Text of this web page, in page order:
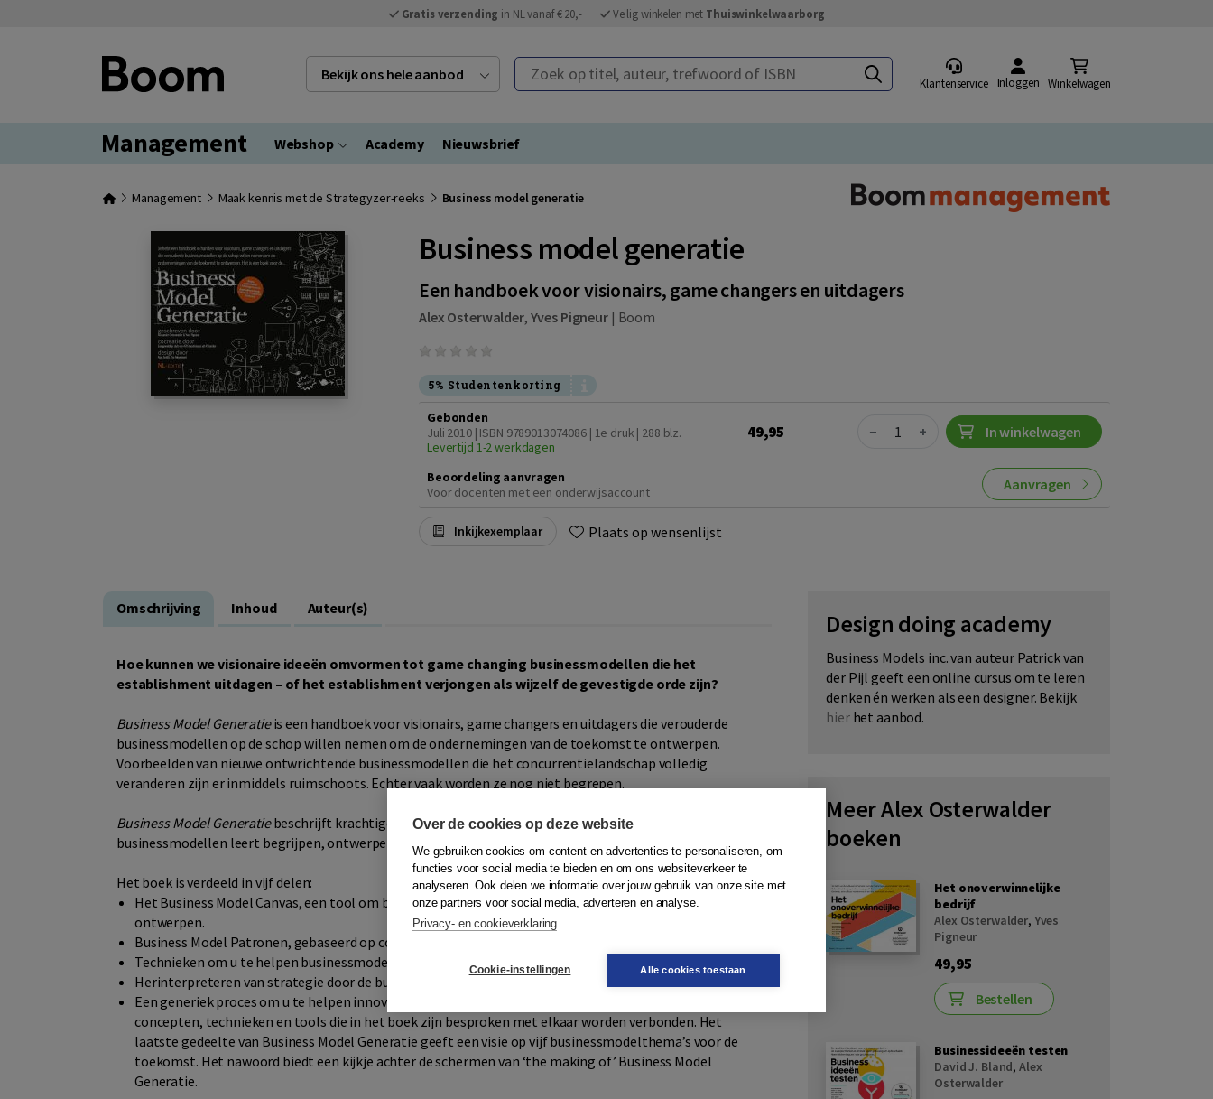
Gratis verzending in NL vanaf € 20,- Veilig winkelen met Thuiswinkelwaarborg
Bekijk ons hele aanbod Zoek op titel, auteur, trefwoord of ISBN
Klantenservice Inloggen Winkelwagen
Management Webshop Academy Nieuwsbrief
Management Maak kennis met de Strategyzer-reeks Business model generatie
Business model generatie
Een handboek voor visionairs, game changers en uitdagers
Alex Osterwalder, Yves Pigneur| Boom
5% Studentenkorting
Gebonden
Juli 2010 | ISBN 9789013074086 | 1e druk | 288 blz.
Levertijd 1-2 werkdagen
49,95 Quantity
− + In winkelwagen
Beoordeling aanvragen
Voor docenten met een onderwijsaccount
Aanvragen
Inkijkexemplaar Plaats op wensenlijst
Omschrijving Inhoud Auteur(s)
Hoe kunnen we visionaire ideeën omvormen tot game changing businessmodellen die het
establishment uitdagen – of het establishment verjongen als wijzelf de gevestigde orde zijn?
Business Model Generatieis een handboek voor visionairs, game changers en uitdagers die verouderde
businessmodellen op de schop willen nemen om de ondernemingen van de toekomst te ontwerpen.
Voorbeelden van nieuwe ontwrichtende businessmodellen die het concurrentielandschap volledig
veranderen zijn er inmiddels ruimschoots. Echter vaak worden ze nog niet begrepen.
Business Model Generatiebeschrijft krachtige, eenvoudige en geteste hulpmiddelen waarmee u deze
businessmodellen leert begrijpen, ontwerpen, en implementeren.
Het boek is verdeeld in vijf delen:
Het Business Model Canvas, een tool om businessmodellen te beschrijven, te analyseren en te
ontwerpen.
Business Model Patronen, gebaseerd op concepten van vooraanstaande businessdenkers.
Technieken om u te helpen businessmodellen te ontwerpen.
Herinterpreteren van strategie door de businessmodel-lens.
Een generiek proces om u te helpen innovatieve businessmodellen te ontwerpen, waarbij alle
concepten, technieken en tools die in het boek zijn besproken met elkaar worden verbonden. Het
laatste gedeelte van Business Model Generatie geeft een visie op vijf businessmodelthema’s voor de
toekomst. Het nawoord biedt een kijkje achter de schermen van ‘the making of’ Business Model
Generatie.
Design doing academy
Business Models inc. van auteur Patrick van
der Pijl geeft een online cursus om te leren
denken én werken als een designer. Bekijk
hierhet aanbod.
Meer Alex Osterwalder
boeken
Het onoverwinnelijke
bedrijf
Alex Osterwalder, Yves
Pigneur
49,95
Bestellen
Businessideeën testen
David J. Bland,Alex
Osterwalder
Over de cookies op deze website
We gebruiken cookies om content en advertenties te personaliseren, om
functies voor social media te bieden en om ons websiteverkeer te
analyseren. Ook delen we informatie over jouw gebruik van onze site met
onze partners voor social media, adverteren en analyse.
Privacy- en cookieverklaring
Cookie-instellingen Alle cookies toestaan